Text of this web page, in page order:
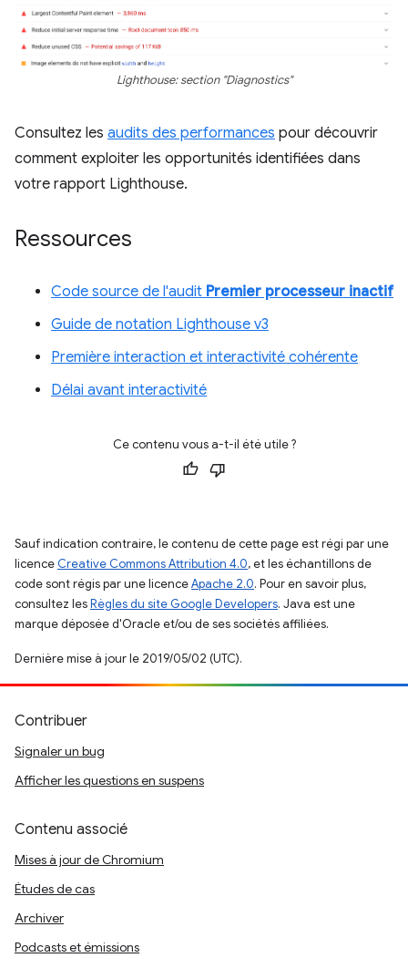
Lighthouse: section "Diagnostics"
Consultez les audits des performances pour découvrir
comment exploiter les opportunités identifiées dans
votre rapport Lighthouse.
Ressources
Code source de l'audit Premier processeur inactif
Guide de notation Lighthouse v3
Première interaction et interactivité cohérente
Délai avant interactivité
Ce contenu vous a-t-il été utile ?
Sauf indication contraire, le contenu de cette page est régi par une
licence Creative Commons Attribution 4.0, et les échantillons de
code sont régis par une licenceApache 2.0. Pour en savoir plus,
consultez lesRègles du site Google Developers. Java est une
marque déposée d'Oracle et/ou de ses sociétés affiliées.
Dernière mise à jour le 2019/05/02 (UTC).
Contribuer
Signaler un bug
Afficher les questions en suspens
Contenu associé
Mises à jour de Chromium
Études de cas
Archiver
Podcasts et émissions